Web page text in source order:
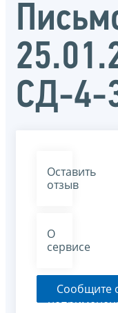
СД-4-
Оставить
отзыв
О
сервисе
Сообщите